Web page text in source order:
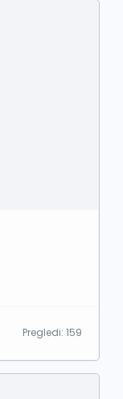
Pregledi: 159